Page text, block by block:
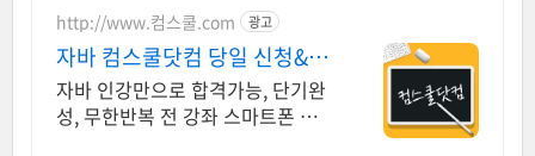
http://www.컴스쿨.com 광고
자바 컴스쿨닷컴 당일 신청&결
제시 기프티콘!
자바 인강만으로 합격가능, 단기완
성, 무한반복 전 강좌 스마트폰 학습